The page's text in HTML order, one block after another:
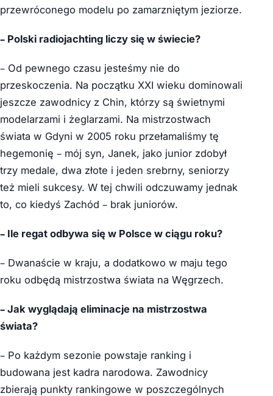
przewróconego modelu po zamarzniętym jeziorze.
– Polski radiojachting liczy się w świecie?
– Od pewnego czasu jesteśmy nie do
przeskoczenia. Na początku XXI wieku dominowali
jeszcze zawodnicy z Chin, którzy są świetnymi
modelarzami i żeglarzami. Na mistrzostwach
świata w Gdyni w 2005 roku przełamaliśmy tę
hegemonię – mój syn, Janek, jako junior zdobył
trzy medale, dwa złote i jeden srebrny, seniorzy
też mieli sukcesy. W tej chwili odczuwamy jednak
to, co kiedyś Zachód – brak juniorów.
– Ile regat odbywa się w Polsce w ciągu roku?
– Dwanaście w kraju, a dodatkowo w maju tego
roku odbędą mistrzostwa świata na Węgrzech.
– Jak wyglądają eliminacje na mistrzostwa
świata?
– Po każdym sezonie powstaje ranking i
budowana jest kadra narodowa. Zawodnicy
zbierają punkty rankingowe w poszczególnych